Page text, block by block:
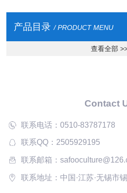
产品目录 / PRODUCT MENU
查看全部
Contact
联系电话：0510-83787178
联系QQ：2505929195
联系邮箱：
联系地址：中国·江苏·无锡市